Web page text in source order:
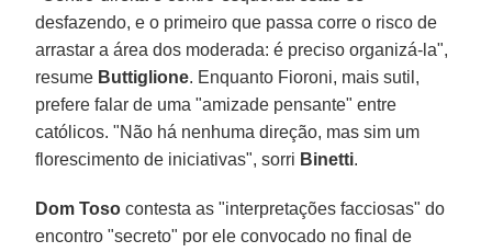
desfazendo, e o primeiro que passa corre o risco de
arrastar a área dos moderada: é preciso organizá-la",
resume Buttiglione. Enquanto Fioroni, mais sutil,
prefere falar de uma "amizade pensante" entre
católicos. "Não há nenhuma direção, mas sim um
florescimento de iniciativas", sorri Binetti.
Dom Toso contesta as "interpretações facciosas" do
encontro "secreto" por ele convocado no final de